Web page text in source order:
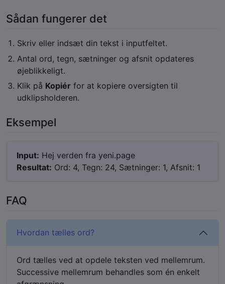
Sådan fungerer det
Skriv eller indsæt din tekst i inputfeltet.
Antal ord, tegn, sætninger og afsnit opdateres
øjeblikkeligt.
Klik på Kopiér for at kopiere oversigten til
udklipsholderen.
Eksempel
Input: Hej verden fra yeni.page
Resultat: Ord: 4, Tegn: 24, Sætninger: 1, Afsnit: 1
FAQ
Hvordan tælles ord?
Ord tælles ved at opdele teksten ved mellemrum.
Successive mellemrum behandles som én enkelt